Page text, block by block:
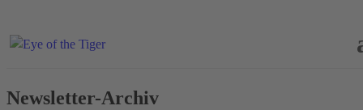
Newsletter-Archiv